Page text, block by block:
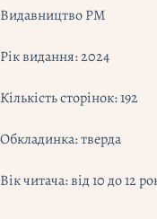
Видавництво РМ
Рік видання: 2024
Кількість сторінок: 192
Обкладинка: тверда
Вік читача: від 10 до 12